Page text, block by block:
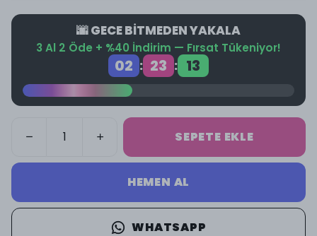
🌆 GECE BİTMEDEN YAKALA
3 Al 2 Öde + %40 İndirim — Fırsat Tükeniyor!
02 : 23 : 13
SEPETE EKLE
HEMEN AL
WHATSAPP